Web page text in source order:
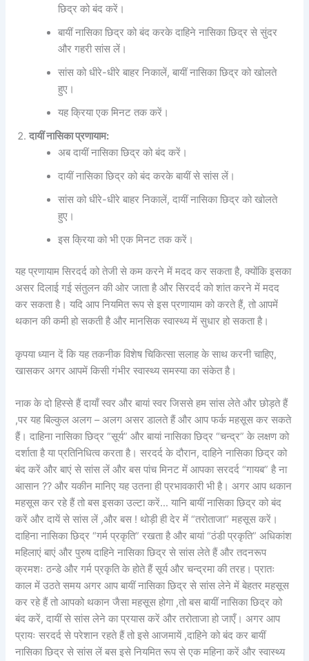
छिद्र को बंद करें।
बायीं नासिका छिद्र को बंद करके दाहिने नासिका छिद्र से सुंदर
और गहरी सांस लें।
सांस को धीरे-धीरे बाहर निकालें, बायीं नासिका छिद्र को खोलते
हुए।
यह क्रिया एक मिनट तक करें।
दायीं नासिका प्रणायाम:
अब दायीं नासिका छिद्र को बंद करें।
दायीं नासिका छिद्र को बंद करके बायीं से सांस लें।
सांस को धीरे-धीरे बाहर निकालें, दायीं नासिका छिद्र को खोलते
हुए।
इस क्रिया को भी एक मिनट तक करें।
यह प्रणायाम सिरदर्द को तेजी से कम करने में मदद कर सकता है, क्योंकि इसका
असर दिलाई गई संतुलन की ओर जाता है और सिरदर्द को शांत करने में मदद
कर सकता है। यदि आप नियमित रूप से इस प्रणायाम को करते हैं, तो आपमें
थकान की कमी हो सकती है और मानसिक स्वास्थ्य में सुधार हो सकता है।
कृपया ध्यान दें कि यह तकनीक विशेष चिकित्सा सलाह के साथ करनी चाहिए,
खासकर अगर आपमें किसी गंभीर स्वास्थ्य समस्या का संकेत है।
नाक के दो हिस्से हैं दायाँ स्वर और बायां स्वर जिससे हम सांस लेते और छोड़ते हैं
,पर यह बिल्कुल अलग – अलग असर डालते हैं और आप फर्क महसूस कर सकते
हैं। दाहिना नासिका छिद्र “सूर्य” और बायां नासिका छिद्र “चन्द्र” के लक्षण को
दर्शाता है या प्रतिनिधित्व करता है। सरदर्द के दौरान, दाहिने नासिका छिद्र को
बंद करें और बाएं से सांस लें और बस पांच मिनट में आपका सरदर्द “गायब” है ना
आसान ?? और यकीन मानिए यह उतना ही प्रभावकारी भी है। अगर आप थकान
महसूस कर रहे हैं तो बस इसका उल्टा करें… यानि बायीं नासिका छिद्र को बंद
करें और दायें से सांस लें ,और बस ! थोड़ी ही देर में “तरोताजा” महसूस करें।
दाहिना नासिका छिद्र “गर्म प्रकृति” रखता है और बायां “ठंडी प्रकृति” अधिकांश
महिलाएं बाएं और पुरुष दाहिने नासिका छिद्र से सांस लेते हैं और तदनरूप
क्रमशः ठन्डे और गर्म प्रकृति के होते हैं सूर्य और चन्द्रमा की तरह। प्रातः
काल में उठते समय अगर आप बायीं नासिका छिद्र से सांस लेने में बेहतर महसूस
कर रहे हैं तो आपको थकान जैसा महसूस होगा ,तो बस बायीं नासिका छिद्र को
बंद करें, दायीं से सांस लेने का प्रयास करें और तरोताजा हो जाएँ। अगर आप
प्रायः सरदर्द से परेशान रहते हैं तो इसे आजमायें ,दाहिने को बंद कर बायीं
नासिका छिद्र से सांस लें बस इसे नियमित रूप से एक महिना करें और स्वास्थ्य